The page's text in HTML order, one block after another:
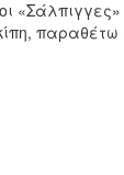
«Σάλπιγγες»